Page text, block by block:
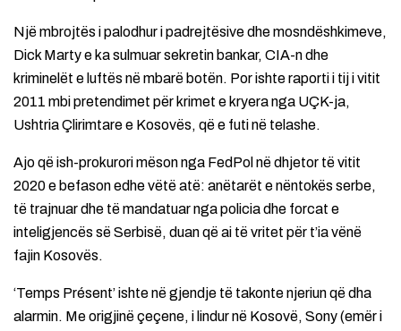
Një mbrojtës i palodhur i padrejtësive dhe mosndëshkimeve,
Dick Marty e ka sulmuar sekretin bankar, CIA-n dhe
kriminelët e luftës në mbarë botën. Por ishte raporti i tij i vitit
2011 mbi pretendimet për krimet e kryera nga UÇK-ja,
Ushtria Çlirimtare e Kosovës, që e futi në telashe.
Ajo që ish-prokurori mëson nga FedPol në dhjetor të vitit
2020 e befason edhe vëtë atë: anëtarët e nëntokës serbe,
të trajnuar dhe të mandatuar nga policia dhe forcat e
inteligjencës së Serbisë, duan që ai të vritet për t’ia vënë
fajin Kosovës.
‘Temps Présent’ ishte në gjendje të takonte njeriun që dha
alarmin. Me origjinë çeçene, i lindur në Kosovë, Sony (emër i